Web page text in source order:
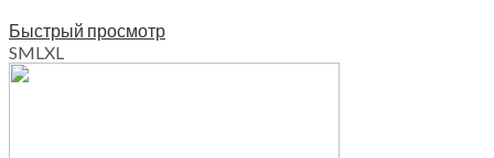
Быстрый просмотр
SMLXL